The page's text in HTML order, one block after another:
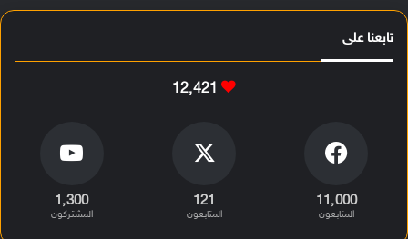
تابعنا على
12٬421
11٬000
المتابعون
121
المتابعون
1٬300
المشتركون